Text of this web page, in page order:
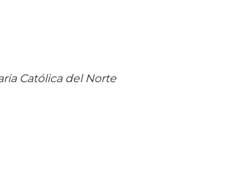
Católica del Norte